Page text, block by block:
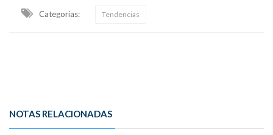
Categorias: Tendencias
NOTAS RELACIONADAS